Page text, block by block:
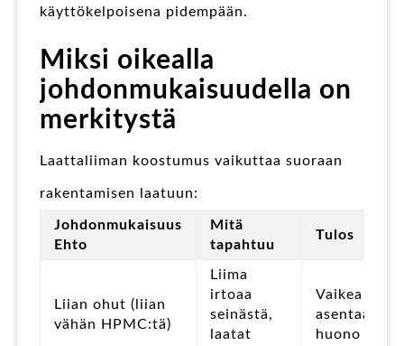
käyttökelpoisena pidempään.
Miksi oikealla
johdonmukaisuudella on
merkitystä
Laattaliiman koostumus vaikuttaa suoraan
rakentamisen laatuun:
Johdonmukaisuus
Ehto
Mitä
tapahtuu
Tulos
Liian ohut (liian
vähän HPMC:tä)
Liima
irtoaa
seinästä,
laatat
Vaikea
asentaa,
huono